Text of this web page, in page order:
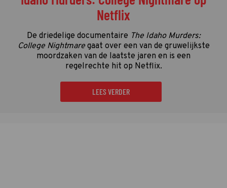
Netflix
De driedelige documentaire The Idaho Murders:
College Nightmaregaat over een van de gruwelijkste
moordzaken van de laatste jaren en is een
regelrechte hit op Netflix.
LEES VERDER